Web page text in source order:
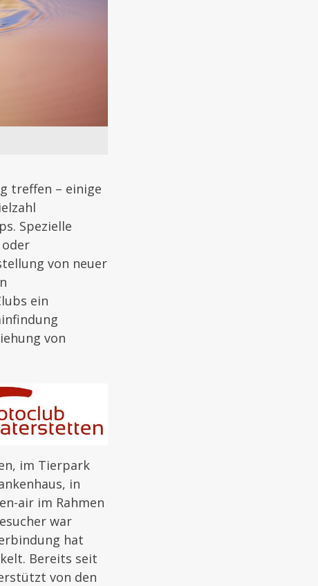
treffen – einige
Spezielle
von neuer
ein
von
im Tierpark
in
air im Rahmen
war
hat
Bereits seit
von den